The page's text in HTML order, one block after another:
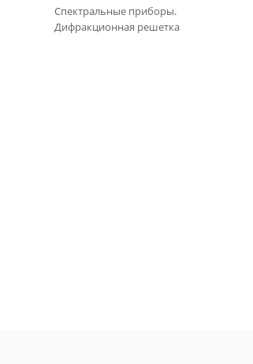
Спектральные приборы.
Дифракционная решетка